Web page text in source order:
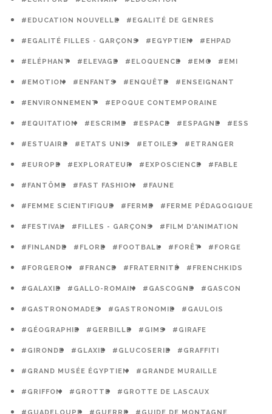
#EDUCATION NOUVELLE #EGALITÉ DE GENRES
#EGALITÉ FILLES - GARÇONS #EGYPTIEN #EHPAD
#ELÉPHANT #ELEVAGE #ELOQUENCE #EMC #EMI
#EMOTION #ENFANTS #ENQUÊTE #ENSEIGNANT
#ENVIRONNEMENT #EPOQUE CONTEMPORAINE
#EQUITATION #ESCRIME #ESPACE #ESPAGNE #ESS
#ESTUAIRE #ETATS UNIS #ETOILES #ETRANGER
#EUROPE #EXPLORATEUR #EXPOSCIENCE #FABLE
#FANTÔME #FAST FASHION #FAUNE
#FEMME SCIENTIFIQUE #FERME #FERME PÉDAGOGIQUE
#FESTIVAL #FILLES - GARÇONS #FILM D'ANIMATION
#FINLANDE #FLORE #FOOTBALL #FORÊT #FORGE
#FORGERON #FRANCE #FRATERNITÉ #FRENCHKIDS
#GALAXIE #GALLO-ROMAIN #GASCOGNE #GASCON
#GASTRONOMADES #GASTRONOMIE #GAULOIS
#GÉOGRAPHIE #GERBILLE #GIMS #GIRAFE
#GIRONDE #GLAXIE #GLUCOSERIE #GRAFFITI
#GRAND MUSÉE ÉGYPTIEN #GRANDE MURAILLE
#GRIFFON #GROTTE #GROTTE DE LASCAUX